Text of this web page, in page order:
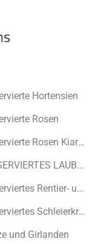
Hortensien
Rosen
Rosen Kiara
Rentier- und
Schleierkraut
und Girlanden